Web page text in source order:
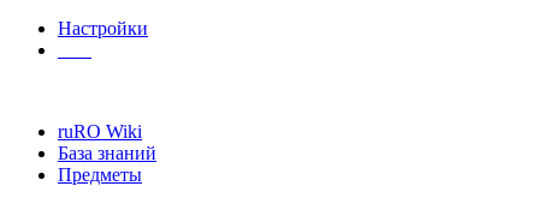
Настройки
ruRO Wiki
База знаний
Предметы